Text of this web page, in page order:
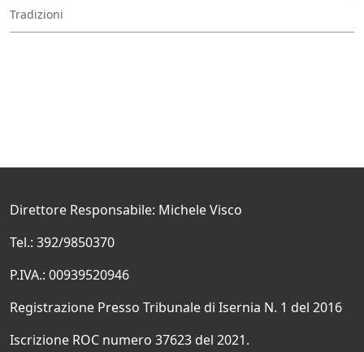
Tradizioni
Direttore Responsabile: Michele Visco
Tel.: 392/9850370
P.IVA.: 00939520946
Registrazione Presso Tribunale di Isernia N. 1 del 2016
Iscrizione ROC numero 37623 del 2021.